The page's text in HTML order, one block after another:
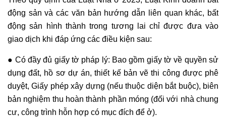
động sản và các văn bản hướng dẫn liên quan khác, bất
động sản hình thành trong tương lai chỉ được đưa vào
giao dịch khi đáp ứng các điều kiện sau:
● Có đầy đủ giấy tờ pháp lý: Bao gồm giấy tờ về quyền sử
dụng đất, hồ sơ dự án, thiết kế bản vẽ thi công được phê
duyệt, Giấy phép xây dựng (nếu thuộc diện bắt buộc), biên
bản nghiệm thu hoàn thành phần móng (đối với nhà chung
cư, công trình hỗn hợp có mục đích để ở).